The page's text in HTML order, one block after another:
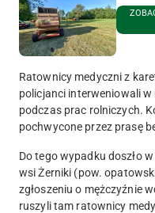
Ratownicy medyczni z
policjanci interweniowali
podczas prac rolniczych.
pochwycone przez prasę
Do tego wypadku doszło
wsi Żerniki (pow.
zgłoszeniu o mężczyźnie
ruszyli tam ratownicy